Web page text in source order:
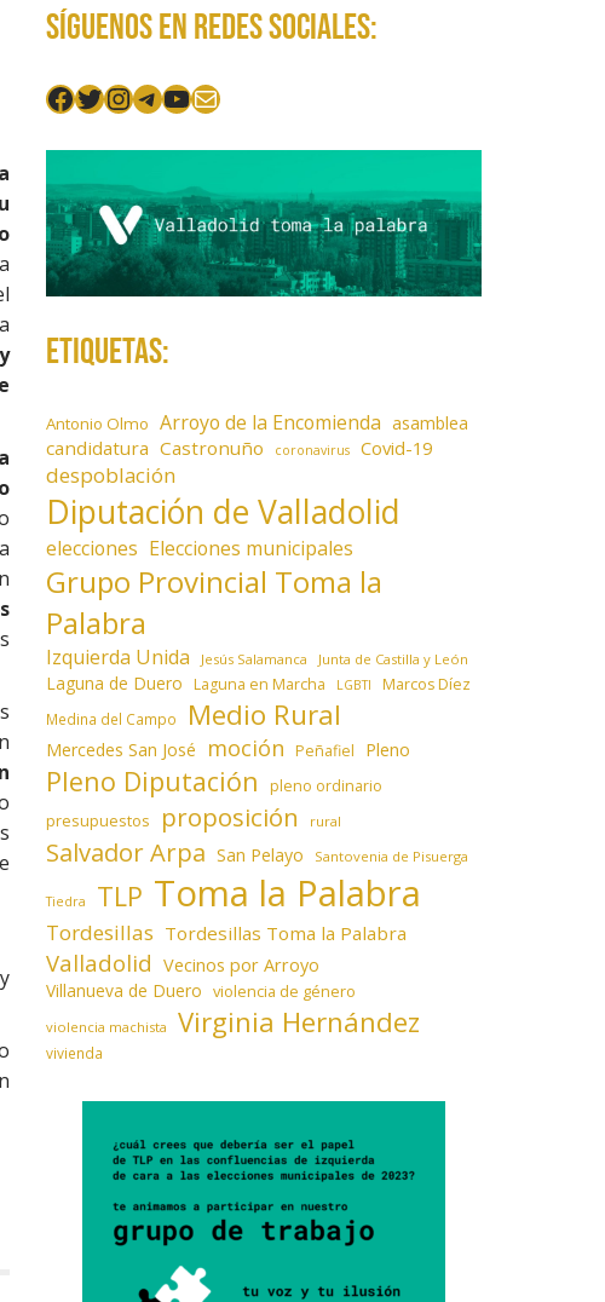
Síguenos en redes sociales:
Facebook
Twitter
Instagram
Telegram
YouTube
Mail
Etiquetas:
Antonio Olmo Arroyo de la Encomienda asamblea
candidatura Castronuño coronavirus Covid-19
despoblación
Diputación de Valladolid
elecciones Elecciones municipales
Grupo Provincial Toma la
Palabra
Izquierda Unida Jesús Salamanca Junta de Castilla y León
Laguna de Duero Laguna en Marcha LGBTI Marcos Díez
Medina del Campo Medio Rural
Mercedes San José moción Peñafiel Pleno
Pleno Diputación pleno ordinario
presupuestos proposición rural
Salvador Arpa San Pelayo Santovenia de Pisuerga
Tiedra TLP Toma la Palabra
Tordesillas Tordesillas Toma la Palabra
Valladolid Vecinos por Arroyo
Villanueva de Duero violencia de género
violencia machista Virginia Hernández
vivienda